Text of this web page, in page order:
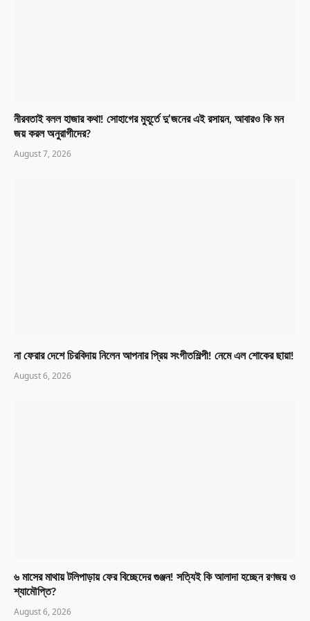
নীরবতাই বলল হাজার কথা! সোহাগের মুহূর্তে দু’জনের এই রসায়ন, আবারও কি মন
জয় করল অনুরাগীদের?
August 7, 2026
না ফেরার দেশে চিরবিদায় নিলেন আপনার প্রিয় সংগীতশিল্পী! নেমে এল শোকের ছায়া!
August 6, 2026
৬ মাসের মাথায় টলিপাড়ায় ফের বিচ্ছেদের গুঞ্জন! সত্যিই কি আলাদা হচ্ছেন রণজয় ও
শ্যামৌপ্তি?
August 6, 2026